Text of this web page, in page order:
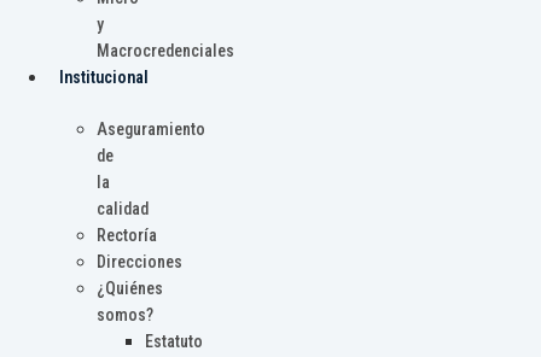
y
Macrocredenciales
Institucional
Aseguramiento
de
la
calidad
Rectoría
Direcciones
¿Quiénes
somos?
Estatuto